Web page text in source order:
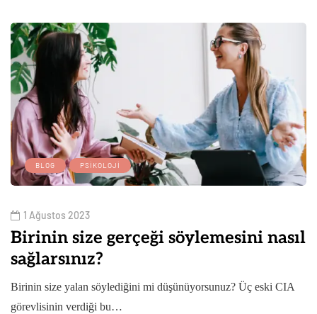
BLOG PSIKOLOJI
1 Ağustos 2023
Birinin size gerçeği söylemesini nasıl
sağlarsınız?
Birinin size yalan söylediğini mi düşünüyorsunuz? Üç eski CIA
görevlisinin verdiği bu…